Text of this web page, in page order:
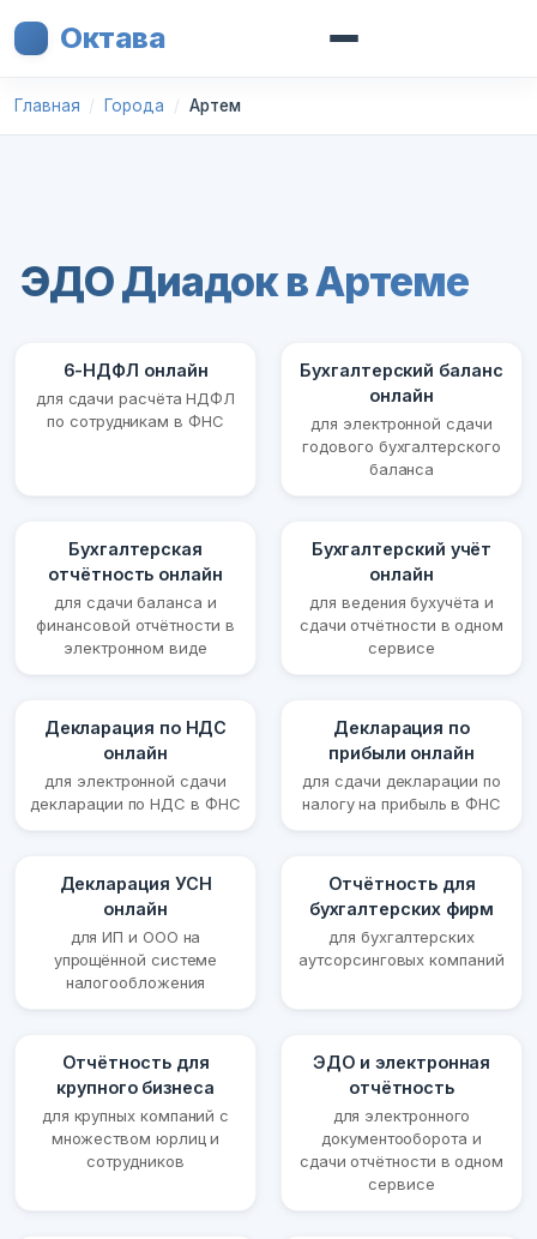
Октава
Главная Города Артем
ЭДО Диадок в Артеме
6-НДФЛ онлайн
для сдачи расчёта НДФЛ
по сотрудникам в ФНС
Бухгалтерский баланс
онлайн
для электронной сдачи
годового бухгалтерского
баланса
Бухгалтерская
отчётность онлайн
для сдачи баланса и
финансовой отчётности в
электронном виде
Бухгалтерский учёт
онлайн
для ведения бухучёта и
сдачи отчётности в одном
сервисе
Декларация по НДС
онлайн
для электронной сдачи
декларации по НДС в ФНС
Декларация по
прибыли онлайн
для сдачи декларации по
налогу на прибыль в ФНС
Декларация УСН
онлайн
для ИП и ООО на
упрощённой системе
налогообложения
Отчётность для
бухгалтерских фирм
для бухгалтерских
аутсорсинговых компаний
Отчётность для
крупного бизнеса
для крупных компаний с
множеством юрлиц и
сотрудников
ЭДО и электронная
отчётность
для электронного
документооборота и
сдачи отчётности в одном
сервисе